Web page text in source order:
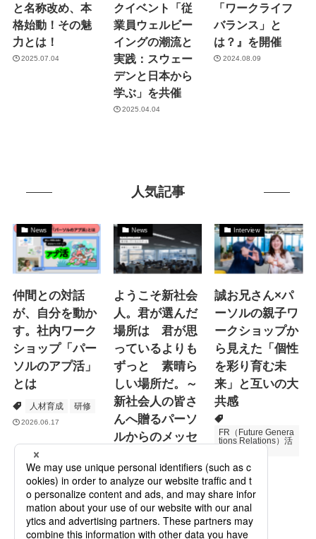
と名称改め、本
格始動！その魅
力とは！
2025.07.04
クイベント「従
業員ウェルビー
イングの潮流と
実践：スウェー
デンと日本から
学ぶ」を共催
2025.04.04
「ワークライフ
バランス」と
は？』を開催
2024.08.09
人気記事
News
仲間との対話
が、自分を動か
す。社内ワーク
ショップ「パー
ソルのアプ活」
とは
人材育成 研修
2026.06.17
News
ようこそ新社会
人。君が選んだ
場所は 君が思
っているよりも
ずっと 素晴ら
しい場所だ。～
新社会人の皆さ
んへ贈るパーソ
ルからのメッセ
Specialized Servic
es
プロモーション
Interview
誠お兄さん×パ
ーソルの親子ワ
ークショップか
ら見えた「個性
を彩り育む未
来」と互いの大
共感
FR（Future Genera
tions Relations）活
次世代育成
2026.06.16